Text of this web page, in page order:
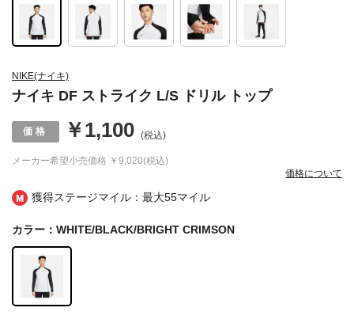
獲得ステージマイル：最大55マイル
NIKE(ナイキ)
ナイキ DF ストライク L/S ドリル トップ
メーカー希望小売価格 ￥9,020(税込)
￥1,100 (税込)
価格について
カラー：WHITE/BLACK/BRIGHT CRIMSON